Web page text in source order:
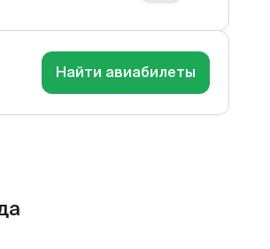
Найти авиабилеты